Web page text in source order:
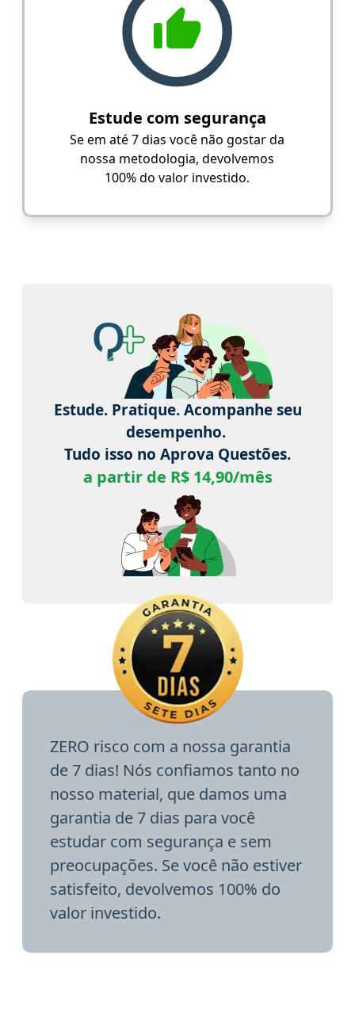
Estude com segurança
Se em até 7 dias você não gostar da
nossa metodologia, devolvemos
100% do valor investido.
Estude. Pratique. Acompanhe seu
desempenho.
Tudo isso no Aprova Questões.
a partir de R$ 14,90/mês
ZERO risco com a nossa garantia
de 7 dias! Nós confiamos tanto no
nosso material, que damos uma
garantia de 7 dias para você
estudar com segurança e sem
preocupações. Se você não estiver
satisfeito, devolvemos 100% do
valor investido.